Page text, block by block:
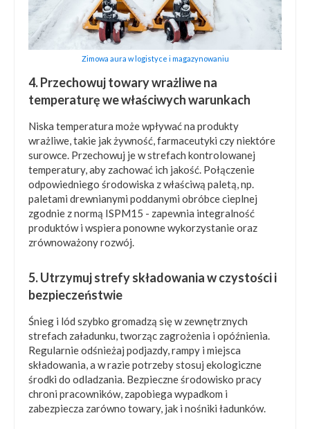
Zimowa aura w logistyce i magazynowaniu
4. Przechowuj towary wrażliwe na
temperaturę we właściwych warunkach
Niska temperatura może wpływać na produkty
wrażliwe, takie jak żywność, farmaceutyki czy niektóre
surowce. Przechowuj je w strefach kontrolowanej
temperatury, aby zachować ich jakość. Połączenie
odpowiedniego środowiska z właściwą paletą, np.
paletami drewnianymi poddanymi obróbce cieplnej
zgodnie z normą ISPM15 - zapewnia integralność
produktów i wspiera ponowne wykorzystanie oraz
zrównoważony rozwój.
5. Utrzymuj strefy składowania w czystości i
bezpieczeństwie
Śnieg i lód szybko gromadzą się w zewnętrznych
strefach załadunku, tworząc zagrożenia i opóźnienia.
Regularnie odśnieżaj podjazdy, rampy i miejsca
składowania, a w razie potrzeby stosuj ekologiczne
środki do odladzania. Bezpieczne środowisko pracy
chroni pracowników, zapobiega wypadkom i
zabezpiecza zarówno towary, jak i nośniki ładunków.